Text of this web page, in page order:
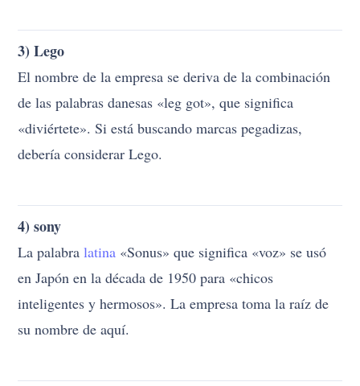
3) Lego
El nombre de la empresa se deriva de la combinación
de las palabras danesas «leg got», que significa
«diviértete». Si está buscando marcas pegadizas,
debería considerar Lego.
4) sony
La palabralatina «Sonus» que significa «voz» se usó
en Japón en la década de 1950 para «chicos
inteligentes y hermosos». La empresa toma la raíz de
su nombre de aquí.